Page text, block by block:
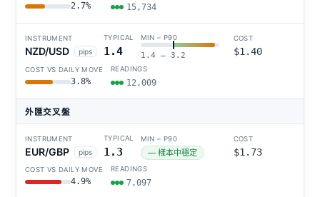
2.7% 15,734
NZD/USD pips 1.4 1.4 – 3.2 $1.40
3.8% 12,009
外匯交叉盤
EUR/GBP pips 1.3 — 樣本中穩定 $1.73
4.9% 7,097